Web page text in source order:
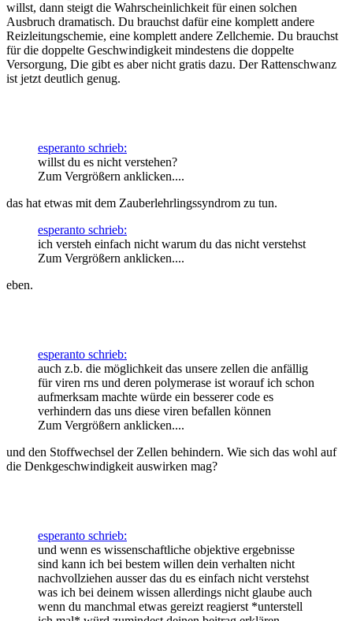
willst, dann steigt die Wahrscheinlichkeit für einen solchen
Ausbruch dramatisch. Du brauchst dafür eine komplett andere
Reizleitungschemie, eine komplett andere Zellchemie. Du brauchst
für die doppelte Geschwindigkeit mindestens die doppelte
Versorgung, Die gibt es aber nicht gratis dazu. Der Rattenschwanz
ist jetzt deutlich genug.
esperanto schrieb:
willst du es nicht verstehen?
Zum Vergrößern anklicken....
das hat etwas mit dem Zauberlehrlingssyndrom zu tun.
esperanto schrieb:
ich versteh einfach nicht warum du das nicht verstehst
Zum Vergrößern anklicken....
eben.
esperanto schrieb:
auch z.b. die möglichkeit das unsere zellen die anfällig
für viren rns und deren polymerase ist worauf ich schon
aufmerksam machte würde ein besserer code es
verhindern das uns diese viren befallen können
Zum Vergrößern anklicken....
und den Stoffwechsel der Zellen behindern. Wie sich das wohl auf
die Denkgeschwindigkeit auswirken mag?
esperanto schrieb:
und wenn es wissenschaftliche objektive ergebnisse
sind kann ich bei bestem willen dein verhalten nicht
nachvollziehen ausser das du es einfach nicht verstehst
was ich bei deinem wissen allerdings nicht glaube auch
wenn du manchmal etwas gereizt reagierst *unterstell